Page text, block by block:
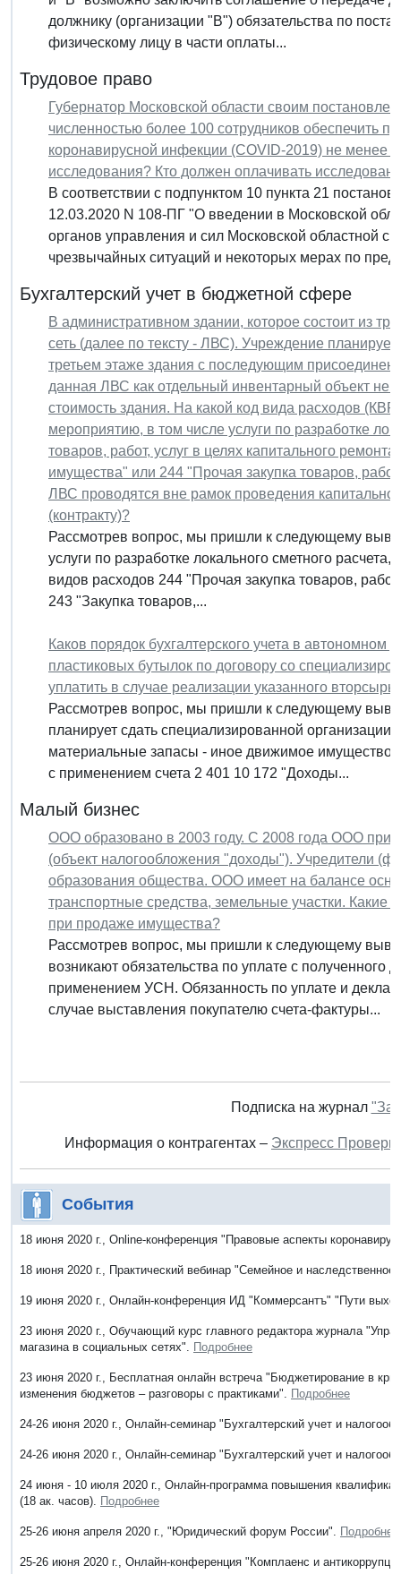
должнику (организации "В") обязательства по
физическому лицу в части оплаты...
Трудовое право
Губернатор Московской области своим
численностью более 100 сотрудников обеспечить
коронавирусной инфекции (COVID-2019) не менее
исследования? Кто должен оплачивать
В соответствии с подпунктом 10 пункта 21
12.03.2020 N 108-ПГ "О введении в Московской
органов управления и сил Московской областной
чрезвычайных ситуаций и некоторых мерах по
Бухгалтерский учет в бюджетной сфере
В административном здании, которое состоит из
сеть (далее по тексту - ЛВС). Учреждение
третьем этаже здания с последующим
данная ЛВС как отдельный инвентарный объект не
стоимость здания. На какой код вида расходов
мероприятию, в том числе услуги по разработке
товаров, работ, услуг в целях капитального
имущества" или 244 "Прочая закупка товаров,
ЛВС проводятся вне рамок проведения
(контракту)?
Рассмотрев вопрос, мы пришли к следующему
услуги по разработке локального сметного
видов расходов 244 "Прочая закупка товаров,
243 "Закупка товаров,...
Каков порядок бухгалтерского учета в автономном
пластиковых бутылок по договору со
уплатить в случае реализации указанного
Рассмотрев вопрос, мы пришли к следующему
планирует сдать специализированной
материальные запасы - иное движимое имущество
с применением счета 2 401 10 172 "Доходы...
Малый бизнес
ООО образовано в 2003 году. С 2008 года ООО
(объект налогообложения "доходы"). Учредители
образования общества. ООО имеет на балансе
транспортные средства, земельные участки. Какие
при продаже имущества?
Рассмотрев вопрос, мы пришли к следующему
возникают обязательства по уплате с полученного
применением УСН. Обязанность по уплате и
случае выставления покупателю счета-фактуры...
Подписка на журнал
Информация о контрагентах – Экспресс
События
18 июня 2020 г., Online-конференция "Правовые аспекты
18 июня 2020 г., Практический вебинар "Семейное и
19 июня 2020 г., Онлайн-конференция ИД "Коммерсантъ" "Пути
23 июня 2020 г., Обучающий курс главного редактора журнала
магазина в социальных сетях". Подробнее
23 июня 2020 г., Бесплатная онлайн встреча "Бюджетирование в
изменения бюджетов – разговоры с практиками". Подробнее
24-26 июня 2020 г., Онлайн-семинар "Бухгалтерский учет и
24-26 июня 2020 г., Онлайн-семинар "Бухгалтерский учет и
24 июня - 10 июля 2020 г., Онлайн-программа повышения
(18 ак. часов). Подробнее
25-26 июня апреля 2020 г., "Юридический форум России". Подробнее
25-26 июня 2020 г., Онлайн-конференция "Комплаенс и